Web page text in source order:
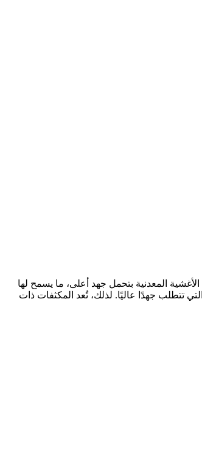
المعدنية بتحمل جهد أعلى، ما يسمح لها
تتطلب جهدًا عاليًا. لذلك، تُعد المكثفات ذات